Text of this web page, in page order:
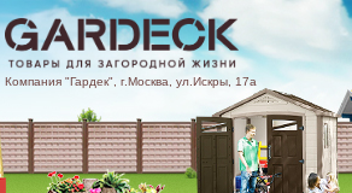
Компания "Гардек", г.Москва, ул.Искры, 17а